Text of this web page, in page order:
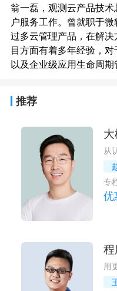
翁一磊，观测云产品技
户服务工作。曾就职于
过多云管理产品，在解
目方面有着多年经验，对
推荐
专
优
用